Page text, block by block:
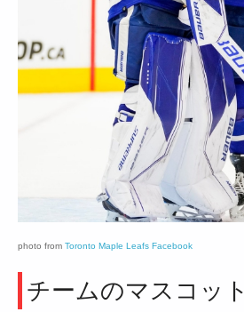
photo from Toronto Maple Leafs Facebook
チームのマスコット